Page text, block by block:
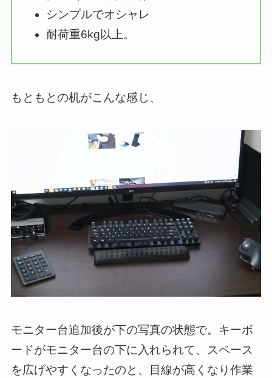
シンプルでオシャレ
耐荷重6kg以上。
もともとの机がこんな感じ、
モニター台追加後が下の写真の状態で。キーボ
ードがモニター台の下に入れられて、スペース
を広げやすくなったのと、目線が高くなり作業